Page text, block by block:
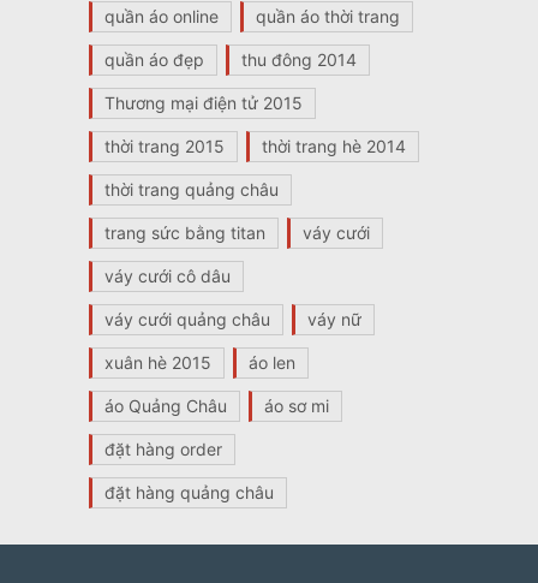
quần áo online quần áo thời trang
quần áo đẹp thu đông 2014
Thương mại điện tử 2015
thời trang 2015 thời trang hè 2014
thời trang quảng châu
trang sức bằng titan váy cưới
váy cưới cô dâu
váy cưới quảng châu váy nữ
xuân hè 2015 áo len
áo Quảng Châu áo sơ mi
đặt hàng order
đặt hàng quảng châu